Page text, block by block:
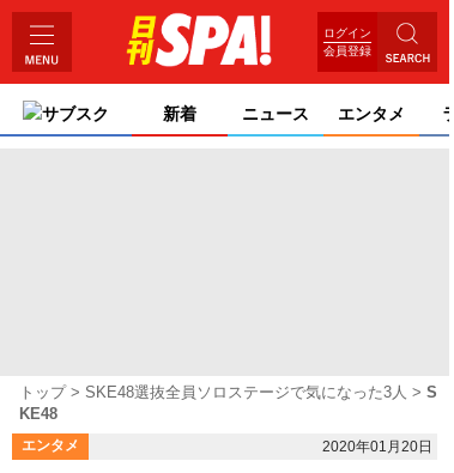
ログイン
会員登録
サブスク 新着 ニュース エンタメ
トップ SKE48選抜全員ソロステージで気になった3人
S
KE48
エンタメ 2020年01月20日